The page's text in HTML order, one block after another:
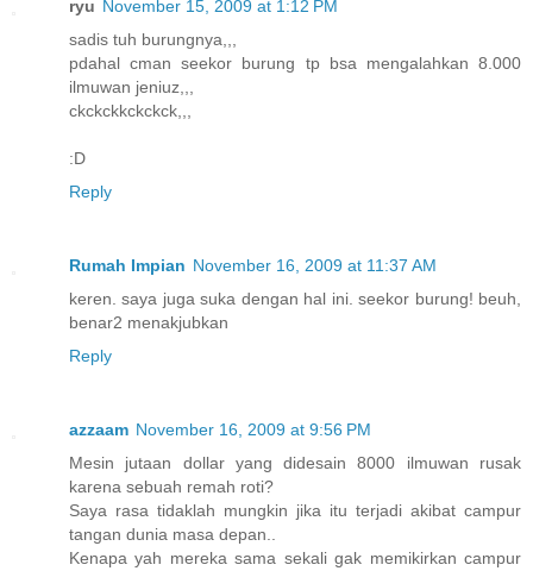
ryu November 15, 2009 at 1:12 PM
sadis tuh burungnya,,,
pdahal cman seekor burung tp bsa mengalahkan 8.000
ilmuwan jeniuz,,,
ckckckkckckck,,,
:D
Reply
Rumah Impian November 16, 2009 at 11:37 AM
keren. saya juga suka dengan hal ini. seekor burung! beuh,
benar2 menakjubkan
Reply
azzaam November 16, 2009 at 9:56 PM
Mesin jutaan dollar yang didesain 8000 ilmuwan rusak
karena sebuah remah roti?
Saya rasa tidaklah mungkin jika itu terjadi akibat campur
tangan dunia masa depan..
Kenapa yah mereka sama sekali gak memikirkan campur